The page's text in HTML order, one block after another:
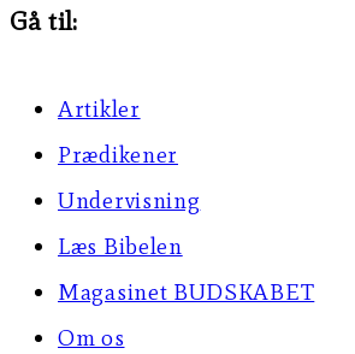
Gå til:
Artikler
Prædikener
Undervisning
Læs Bibelen
Magasinet BUDSKABET
Om os